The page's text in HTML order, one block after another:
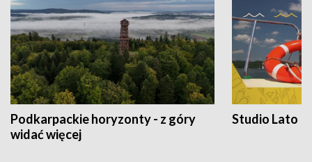
Podkarpackie horyzonty - z góry
widać więcej
Studio Lato